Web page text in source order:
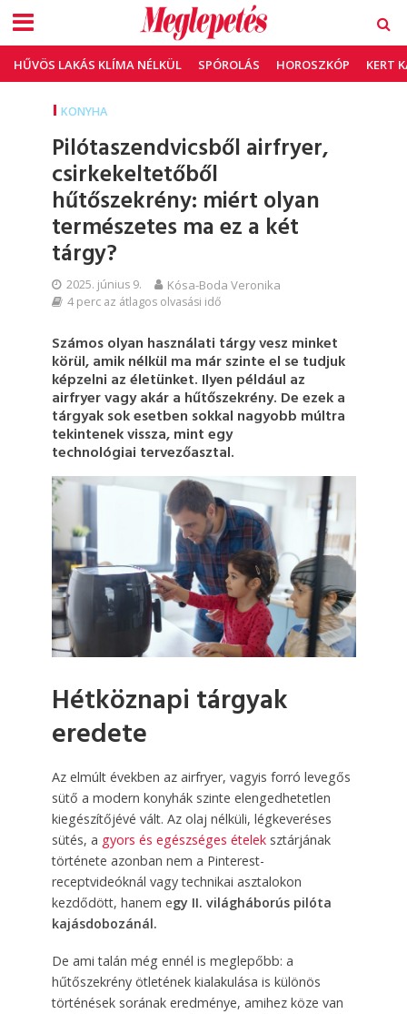
HŰVÖS LAKÁS KLÍMA NÉLKÜL SPÓROLÁS HOROSZKÓP KERT
KONYHA
Pilótaszendvicsből airfryer,
csirkekeltetőből
hűtőszekrény: miért olyan
természetes ma ez a két
tárgy?
2025. június 9. Kósa-Boda Veronika
4 perc az átlagos olvasási idő
Számos olyan használati tárgy vesz minket
körül, amik nélkül ma már szinte el se tudjuk
képzelni az életünket. Ilyen például az
airfryer vagy akár a hűtőszekrény. De ezek a
tárgyak sok esetben sokkal nagyobb múltra
tekintenek vissza, mint egy
technológiai tervezőasztal.
Hétköznapi tárgyak
eredete
Az elmúlt években az airfryer, vagyis forró levegős
sütő a modern konyhák szinte elengedhetetlen
kiegészítőjévé vált. Az olaj nélküli, légkeveréses
sütés, a gyors és egészséges ételeksztárjának
története azonban nem a Pinterest-
receptvideóknál vagy technikai asztalokon
kezdődött, hanem egy II. világháborús pilóta
kajásdobozánál.
De ami talán még ennél is meglepőbb: a
hűtőszekrény ötletének kialakulása is különös
történések sorának eredménye, amihez köze van